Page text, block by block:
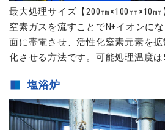
最大処理サイズ【200㎜×100㎜×10㎜
窒素ガスを流すことでN+イオンに
面に帯電させ、活性化窒素元素を
化させる方法です。可能処理温度
塩浴炉